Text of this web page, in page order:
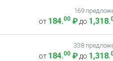
169
от 184.00 ₽ до 1,318.
338
от 184.00 ₽ до 1,318.